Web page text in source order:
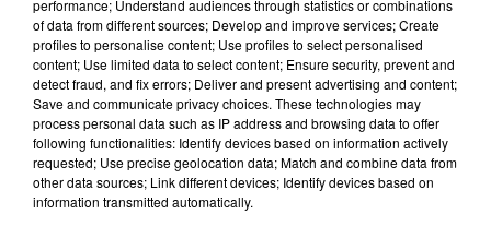
11 septembre 2024 - 2 min 20 sec
LE FIL
David Puaud
Coup de coeur cinéma
Chaque mercredi, dans notre Actu Ciné à 17h15,
Morgan Rassinoux, programmateur au Fauteuil Rouge
performance; Understand audiences through statistics or combinations
of data from different sources; Develop and improve services; Create
profiles to personalise content; Use profiles to select personalised
content; Use limited data to select content; Ensure security, prevent and
detect fraud, and fix errors; Deliver and present advertising and content;
Save and communicate privacy choices. These technologies may
process personal data such as IP address and browsing data to offer
following functionalities: Identify devices based on information actively
requested; Use precise geolocation data; Match and combine data from
other data sources; Link different devices; Identify devices based on
information transmitted automatically.